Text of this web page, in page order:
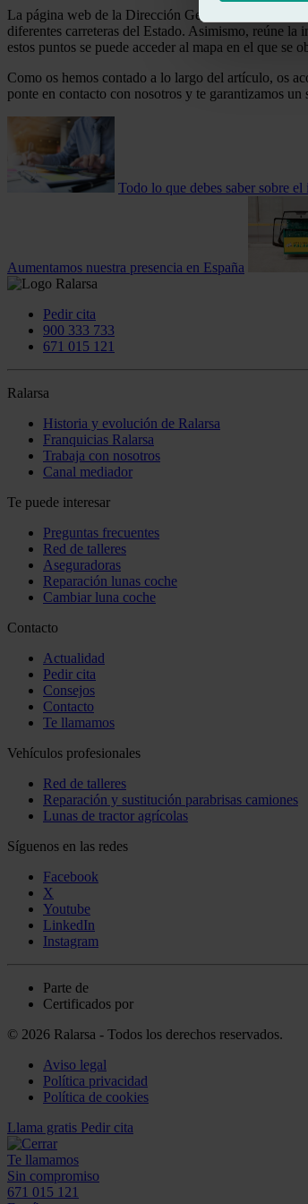
La página web de la Dirección General de Tráfico
diferentes carreteras del Estado. Asimismo, reúne la
estos puntos se puede acceder al mapa en el que
Como os hemos contado a lo largo del artículo, os
ponte en contacto con nosotros y te garantizamos
Todo lo que debes saber sobre
Aumentamos nuestra presencia en España
Pedir cita
900 333 733
671 015 121
Ralarsa
Historia y evolución de Ralarsa
Franquicias Ralarsa
Trabaja con nosotros
Canal mediador
Te puede interesar
Preguntas frecuentes
Red de talleres
Aseguradoras
Reparación lunas coche
Cambiar luna coche
Contacto
Actualidad
Pedir cita
Consejos
Contacto
Te llamamos
Vehículos profesionales
Red de talleres
Reparación y sustitución parabrisas camiones
Lunas de tractor agrícolas
Síguenos en las redes
Facebook
X
Youtube
LinkedIn
Instagram
Parte de
Certificados por
© 2026 Ralarsa - Todos los derechos reservados.
Aviso legal
Política privacidad
Política de cookies
Llama gratis Pedir cita
Te llamamos
Sin compromiso
671 015 121